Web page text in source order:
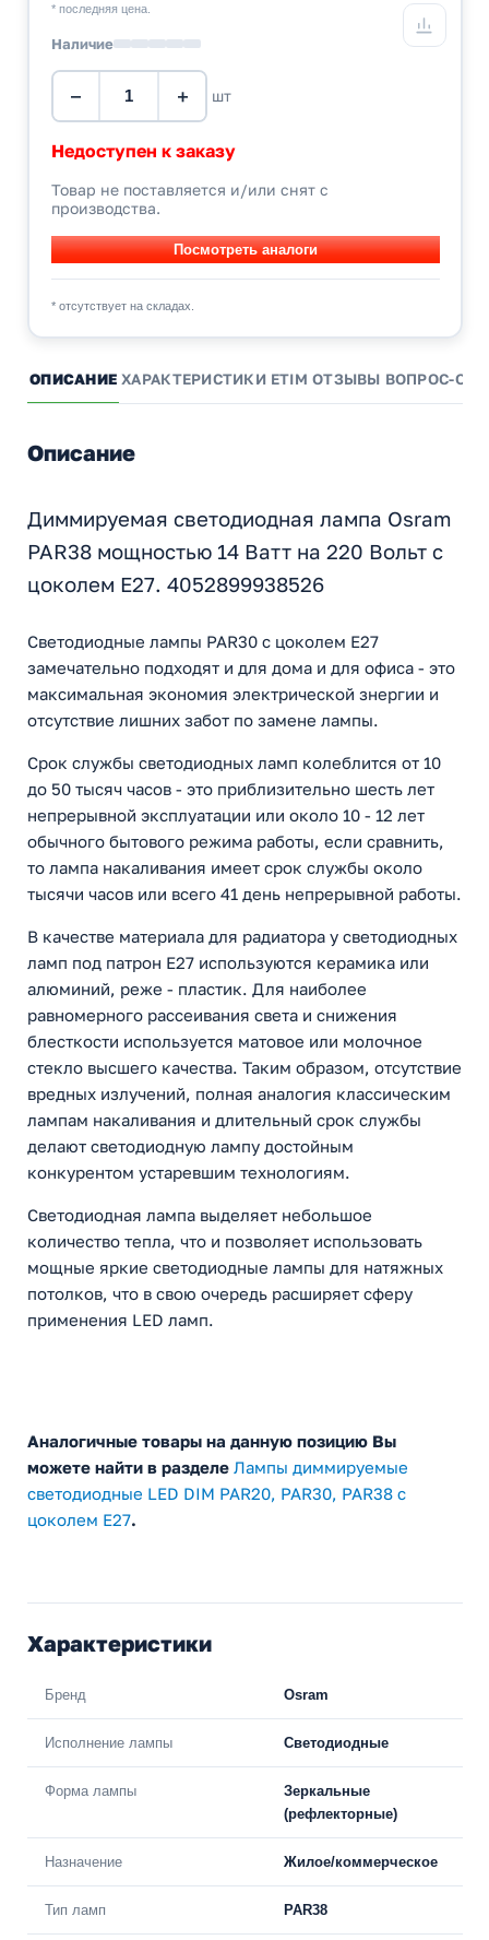
* последняя цена.
Наличие
− + шт
Недоступен к заказу
Товар не поставляется и/или снят с
производства.
* отсутствует на складах.
ОПИСАНИЕ ХАРАКТЕРИСТИКИ ETIM ОТЗЫВЫ ВОПРОС-
Описание
Диммируемая светодиодная лампа Osram
PAR38 мощностью 14 Ватт на 220 Вольт с
цоколем E27. 4052899938526
Светодиодные лампы PAR30 с цоколем Е27
замечательно подходят и для дома и для офиса - это
максимальная экономия электрической знергии и
отсутствие лишних забот по замене лампы.
Срок службы светодиодных ламп колеблится от 10
до 50 тысяч часов - это приблизительно шесть лет
непрерывной эксплуатации или около 10 - 12 лет
обычного бытового режима работы, если сравнить,
то лампа накаливания имеет срок службы около
тысячи часов или всего 41 день непрерывной работы.
В качестве материала для радиатора у светодиодных
ламп под патрон Е27 используются керамика или
алюминий, реже - пластик. Для наиболее
равномерного рассеивания света и снижения
блесткости используется матовое или молочное
стекло высшего качества. Таким образом, отсутствие
вредных излучений, полная аналогия классическим
лампам накаливания и длительный срок службы
делают светодиодную лампу достойным
конкурентом устаревшим технологиям.
Светодиодная лампа выделяет небольшое
количество тепла, что и позволяет использовать
мощные яркие светодиодные лампы для натяжных
потолков, что в свою очередь расширяет сферу
применения LED ламп.
Аналогичные товары на данную позицию Вы
можете найти в разделе Лампы диммируемые
светодиодные LED DIM PAR20, PAR30, PAR38 с
цоколем E27.
Характеристики
Бренд Osram
Исполнение лампы Светодиодные
Форма лампы
Зеркальные
(рефлекторные)
Назначение Жилое/коммерческое
Тип ламп PAR38